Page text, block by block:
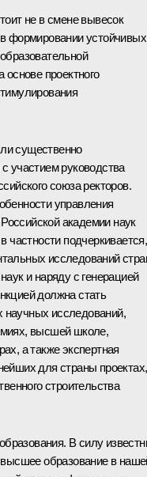
не в смене вывесок
формировании устойчивых
проектного
существенно
участием руководства
союза ректоров.
управления
академии наук
частности подчеркивается,
исследований
и наряду с генерацией
должна стать
исследований,
высшей школе,
а также экспертная
для страны проектах,
строительства
В силу
высшее образование в